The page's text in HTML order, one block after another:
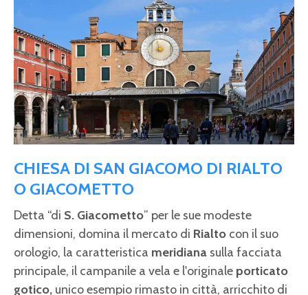
CHIESA DI SAN GIACOMO DI RIALTO
O GIACOMETTO
Detta “di S. Giacometto” per le sue modeste
dimensioni, domina il mercato di Rialto con il suo
orologio, la caratteristica meridiana sulla facciata
principale, il campanile a vela e l'originale porticato
gotico, unico esempio rimasto in città, arricchito di